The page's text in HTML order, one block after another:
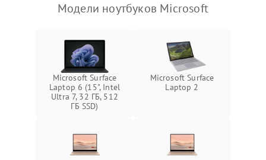
пропадание диска
оперативной памяти:
вылеты приложений,
синие экраны
Подробнее →
Проблемы Wi‑Fi или
Bluetooth модулей
Модели ноутбуков Microsoft
Microsoft Surface
Laptop 6 (15", Intel
Ultra 7, 32 ГБ, 512
ГБ SSD)
Microsoft Surface
Laptop 2